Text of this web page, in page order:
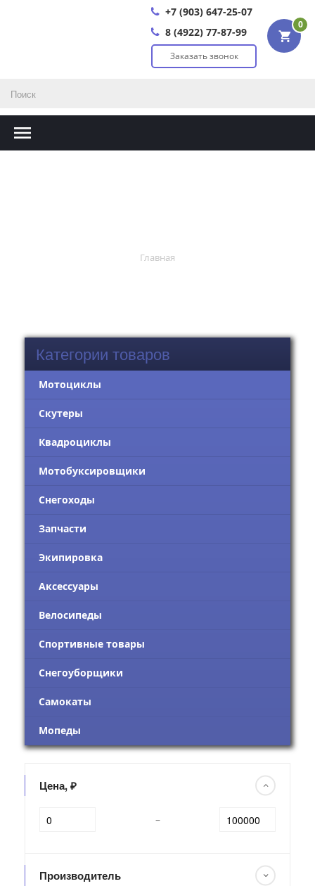
+7 (903) 647-25-07
8 (4922) 77-87-99
Заказать звонок
0
Главная
Категории товаров
Мотоциклы
Скутеры
Квадроциклы
Мотобуксировщики
Снегоходы
Запчасти
Экипировка
Аксессуары
Велосипеды
Спортивные товары
Снегоуборщики
Самокаты
Мопеды
Цена, ₽
–
Производитель